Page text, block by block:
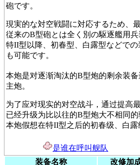
砲です。
現実的な対空戦闘に対応するため、
従来のB型砲とは全く別の駆逐艦用兵
特II型以降、初春型、白露型などで
も可能です。
本炮是对逐渐淘汰的B型炮的剩余装
主炮。
为了应对现实的对空战斗，通过提高
已经升级为比以往的B型炮大不相同的
本炮假想在特II型之后的初春级、白
是谁在呼叫舰队
装备名称
改修加